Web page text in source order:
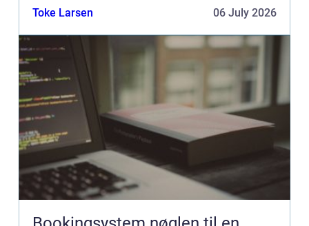
særpræg. Med en klar plan, lidt viden om de me...
Toke Larsen 06 July 2026